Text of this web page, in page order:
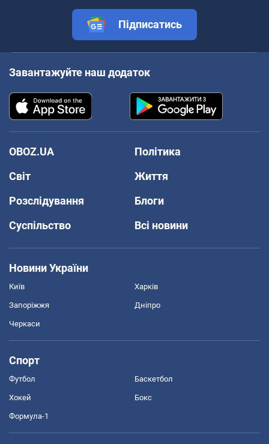
Підписатись
Завантажуйте наш додаток
OBOZ.UA
Політика
Світ
Життя
Розслідування
Блоги
Суспільство
Всі новини
Новини України
Київ Харків
Запоріжжя Дніпро
Черкаси
Спорт
Футбол Баскетбол
Хокей Бокс
Формула-1